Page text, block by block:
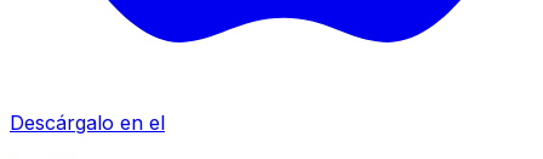
Descárgalo en el